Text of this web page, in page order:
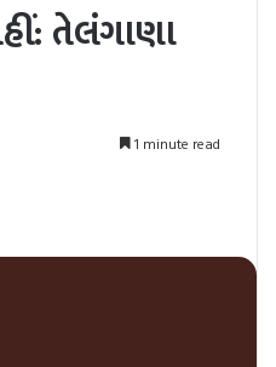
તેલંગાણા
1 minute read